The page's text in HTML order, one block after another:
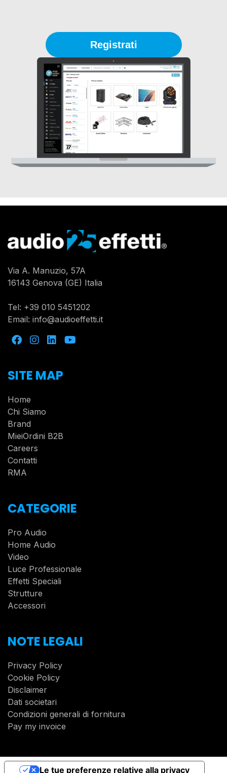
Registrati
Via A. Manuzio, 57A
16143 Genova (GE) Italia
Tel: +39 010 5451202
Email: info@audioeffetti.it
SITE MAP
Home
Chi Siamo
Brand
MieiOrdini B2B
Careers
Contatti
RMA
CATEGORIE
Pro Audio
Home Audio
Video
Luce Professionale
Effetti Speciali
Strutture
Accessori
NOTE LEGALI
Privacy Policy
Cookie Policy
Disclaimer
Dati societari
Condizioni generali di fornitura
Pay my invoice
Le tue preferenze relative alla privacy